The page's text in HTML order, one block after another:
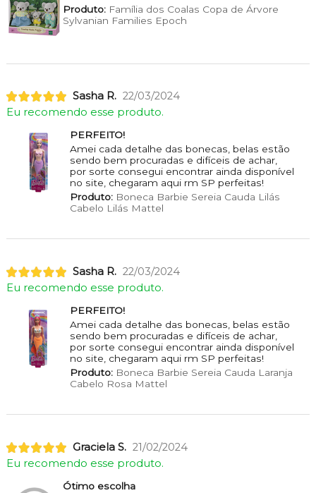
Produto:Família dos Coalas Copa de Árvore
Sylvanian Families Epoch
Sasha R. 22/03/2024
Eu recomendo esse produto.
PERFEITO!
Amei cada detalhe das bonecas, belas estão
sendo bem procuradas e difíceis de achar,
por sorte consegui encontrar ainda disponível
no site, chegaram aqui rm SP perfeitas!
Produto:Boneca Barbie Sereia Cauda Lilás
Cabelo Lilás Mattel
Sasha R. 22/03/2024
Eu recomendo esse produto.
PERFEITO!
Amei cada detalhe das bonecas, belas estão
sendo bem procuradas e difíceis de achar,
por sorte consegui encontrar ainda disponível
no site, chegaram aqui rm SP perfeitas!
Produto:Boneca Barbie Sereia Cauda Laranja
Cabelo Rosa Mattel
Graciela S. 21/02/2024
Eu recomendo esse produto.
Ótimo escolha